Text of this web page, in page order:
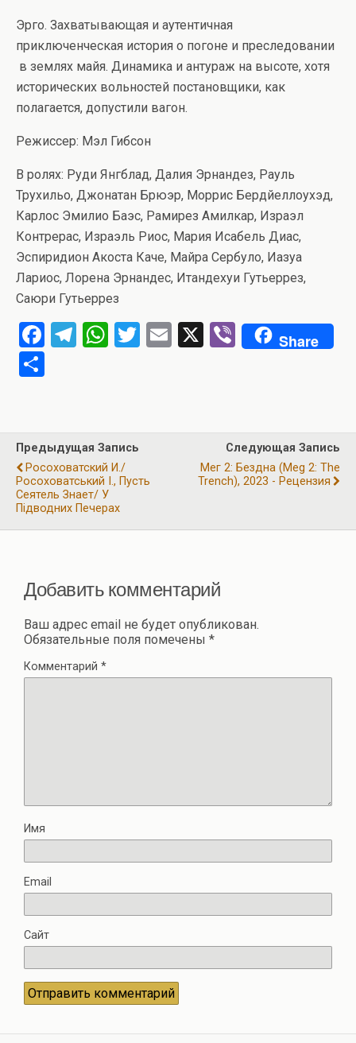
Эрго. Захватывающая и аутентичная
приключенческая история о погоне и преследовании
в землях майя. Динамика и антураж на высоте, хотя
исторических вольностей постановщики, как
полагается, допустили вагон.
Режиссер: Мэл Гибсон
В ролях: Руди Янгблад, Далия Эрнандез, Рауль
Трухильо, Джонатан Брюэр, Моррис Бердйеллоухэд,
Карлос Эмилио Баэс, Рамирез Амилкар, Израэл
Контрерас, Израэль Риос, Мария Исабель Диас,
Эспиридион Акоста Каче, Майра Сербуло, Иазуа
Лариос, Лорена Эрнандес, Итандехуи Гутьеррез,
Саюри Гутьеррез
F
o
o
k
T
a
m
W
A
p
p
T
E
X
Vi
Share
р
а
в
и
Предыдущая Запись
Росоховатский И./
Росоховатський І., Пусть
Сеятель Знает/ У
Підводних Печерах
Следующая Запись
Мег 2: Бездна (Meg 2: The
Trench), 2023 - Рецензия
Добавить комментарий
Ваш адрес email не будет опубликован.
Обязательные поля помечены *
Комментарий *
Имя
Email
Сайт